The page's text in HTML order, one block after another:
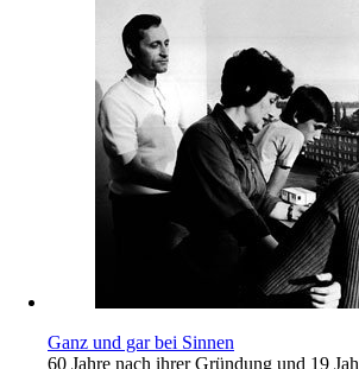
Ganz und gar bei Sinnen
60 Jahre nach ihrer Gründung und 19